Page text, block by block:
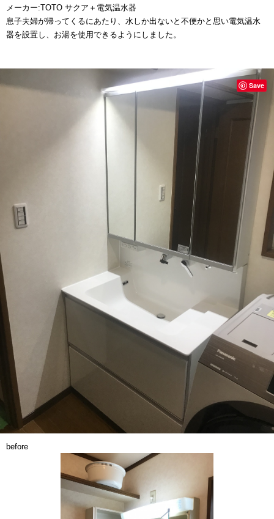
メーカー:TOTO サクア＋電気温水器
息子夫婦が帰ってくるにあたり、水しか出ないと不便かと思い電気温水
器を設置し、お湯を使用できるようにしました。
before
Save